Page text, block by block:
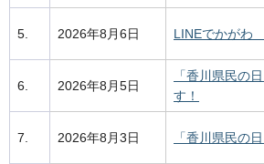
5. 2026年8月6日 LINEでかがわ
6. 2026年8月5日
「香川県民の
す！
7. 2026年8月3日 「香川県民の